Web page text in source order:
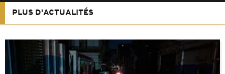
PLUS D'ACTUALITÉS